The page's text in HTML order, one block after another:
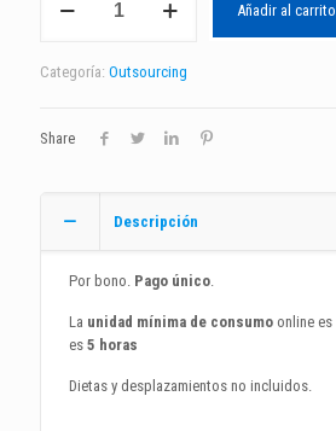
05h
cantidad
Añadir al carrito
Categoría: Outsourcing
Share
Descripción
Por bono. Pago único.
La unidad mínima de consumo online es
es5 horas
Dietas y desplazamientos no incluidos.